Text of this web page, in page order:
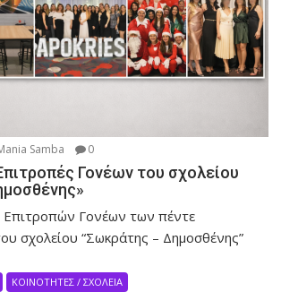
Samba 0
Γονέων του σχολείου
Γονέων των πέντε
σχολείου “Σωκράτης – Δημοσθένης”
ΚΟΙΝΟΤΗΤΕΣ / ΣΧΟΛΕΙΑ